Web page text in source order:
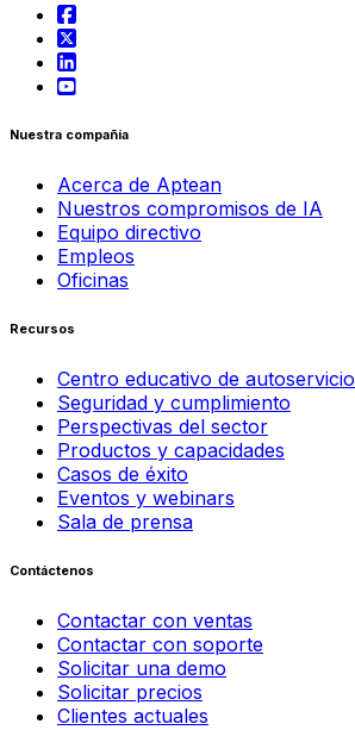
Nuestra compañía
Acerca de Aptean
Nuestros compromisos de IA
Equipo directivo
Empleos
Oficinas
Recursos
Centro educativo de autoservicio
Seguridad y cumplimiento
Perspectivas del sector
Productos y capacidades
Casos de éxito
Eventos y webinars
Sala de prensa
Contáctenos
Contactar con ventas
Contactar con soporte
Solicitar una demo
Solicitar precios
Clientes actuales